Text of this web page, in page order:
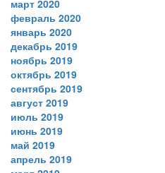
март 2020
февраль 2020
январь 2020
декабрь 2019
ноябрь 2019
октябрь 2019
сентябрь 2019
август 2019
июль 2019
июнь 2019
май 2019
апрель 2019